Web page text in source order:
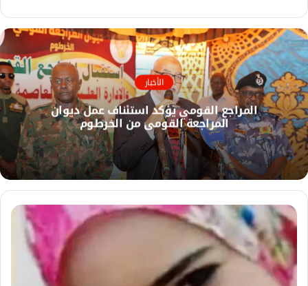
م
و
ق
ع
ا
ل
و
ي
ب
س
ب
و
ك الأخبار
المراجع القومي يؤكد استئناف عمل ديوان
المراجعة القومي من الخرطوم